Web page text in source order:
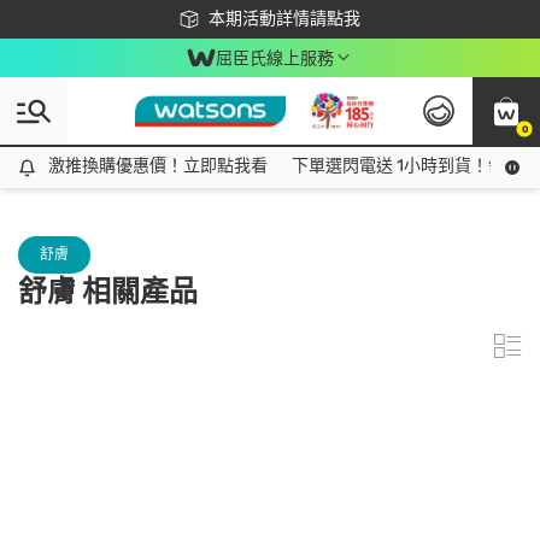
本期活動詳情請點我
下載app最高回饋$350
屈臣氏線上服務
0
激推換購優惠價！立即點我看
激推換購優惠價！立即點我看 下單選閃電送 1小時到貨！領神
舒膚
舒膚 相關產品